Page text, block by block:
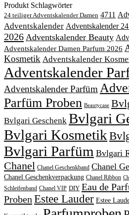
Produkt Schlagwörter
24 teiliger Adventskalender Damen 4711
Adventskalender Adventskalender
2026 Adventskalender Beauty
Adventskalender Damen Parfum 2026
Kosmetik Adventskalender
Adventskalender
Adventskalender Parfüm
Parfüm Proben Beautycase
Bvlgari Geschenk Bvlgari
Bvlgari Kosmetik
Bvlgari Parfüm Bvlgari
Chanel Chanel Geschenkband Chanel
Chanel Geschenkverpackung Chanel Ribbon
Schleifenband Chanel VIP DIY Eau de
Proben Estee Lauder Estee